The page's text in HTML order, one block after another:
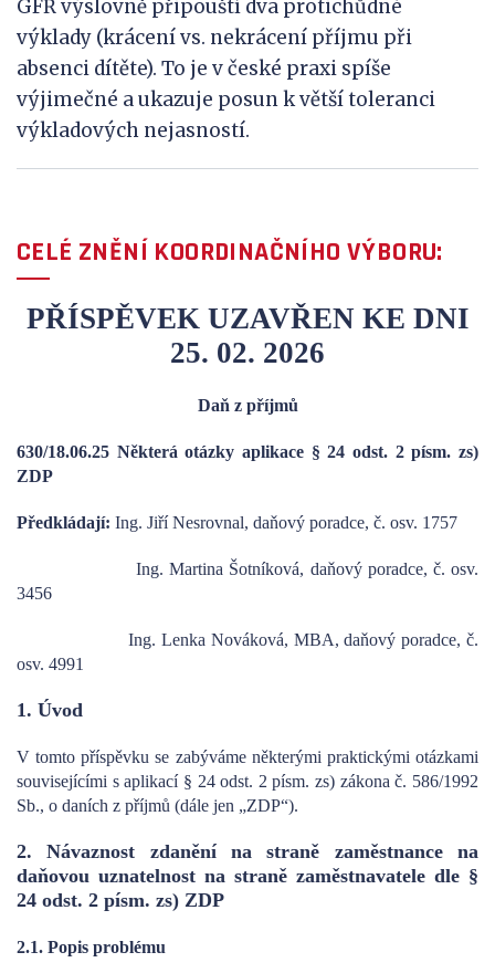
GFŘ výslovně připouští dva protichůdné
výklady (krácení vs. nekrácení příjmu při
absenci dítěte). To je v české praxi spíše
výjimečné a ukazuje posun k větší toleranci
výkladových nejasností.
CELÉ ZNĚNÍ KOORDINAČNÍHO VÝBORU:
PŘÍSPĚVEK UZAVŘEN KE DNI
25. 02. 2026
Daň z příjmů
630/18.06.25 Některá otázky aplikace § 24 odst. 2 písm. zs)
ZDP
Předkládají: Ing. Jiří Nesrovnal, daňový poradce, č. osv. 1757
Ing. Martina Šotníková, daňový poradce, č. osv.
3456
Ing. Lenka Nováková, MBA, daňový poradce, č.
osv. 4991
1. Úvod
V tomto příspěvku se zabýváme některými praktickými otázkami
souvisejícími s aplikací § 24 odst. 2 písm. zs) zákona č. 586/1992
Sb., o daních z příjmů (dále jen „ZDP“).
2. Návaznost zdanění na straně zaměstnance na
daňovou uznatelnost na straně zaměstnavatele dle §
24 odst. 2 písm. zs) ZDP
2.1. Popis problému